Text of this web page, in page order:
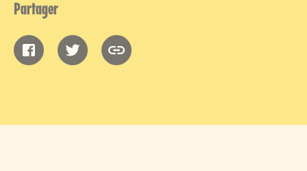
Partager